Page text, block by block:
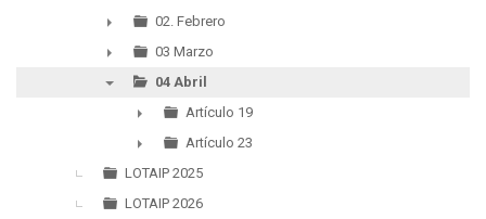
►
►
02. Febrero
►
03 Marzo
04 Abril
►
Artículo 19
►
Artículo 23
LOTAIP 2025
LOTAIP 2026